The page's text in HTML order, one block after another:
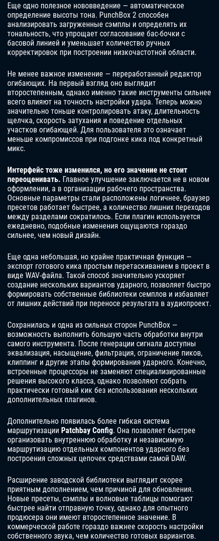
Еще одно полезное нововведение — автоматическое
определение высоты тона. PunchBox 2 способен
анализировать загруженные сэмплы и определять их
тональность, что упрощает согласование бас-бочки с
басовой линией и уменьшает количество ручных
корректировок при построении низкочастотной области.
Не менее важное изменение — переработанный редактор
огибающих. На первый взгляд оно выглядит
второстепенным, однако именно такие инструменты сильнее
всего влияют на точность настройки удара. Теперь можно
значительно тоньше контролировать атаку, длительность
щелчка, скорость затухания и поведение отдельных
участков огибающей. Для пользователя это означает
меньше компромиссов при подгонке кика под конкретный
микс.
Интерфейс тоже изменился, но его значение не стоит
переоценивать. Главное улучшение заключается не в новом
оформлении, а в организации рабочего пространства.
Основные параметры стали расположены логичнее, браузер
пресетов работает быстрее, а количество лишних переходов
между разделами сократилось. Если плагин используется
ежедневно, подобные изменения ощущаются гораздо
сильнее, чем новый дизайн.
Еще одна небольшая, но крайне практичная функция —
экспорт готового кика простым перетаскиванием в проект в
виде WAV-файла. Такой способ значительно ускоряет
создание нескольких вариантов ударного, позволяет быстро
формировать собственные библиотеки семплов и избавляет
от лишних действий при переносе результата в аудиопроект.
Сохранилась и одна из сильных сторон PunchBox —
возможность выполнить большую часть обработки внутри
самого инструмента. После генерации сигнала доступны
эквализация, насыщение, фильтрация, ограничение пиков,
клиппинг и другие этапы формирования ударного. Конечно,
встроенные процессоры не заменяют специализированные
решения высокого класса, однако позволяют собрать
практически готовый кик без использования нескольких
дополнительных плагинов.
Дополнительно появилась более гибкая система
маршрутизации Patchbay Config. Она позволяет быстрее
организовать внутреннюю обработку и независимую
маршрутизацию отдельных компонентов ударного без
построения сложных цепочек средствами самой DAW.
Расширение заводской библиотеки выглядит скорее
приятным дополнением, чем причиной для обновления.
Новые пресеты, сэмплы и волновые таблицы помогают
быстрее найти отправную точку, однако для опытного
продюсера они имеют второстепенное значение. В
коммерческой работе гораздо важнее скорость настройки
собственного звука, чем количество готовых вариантов.